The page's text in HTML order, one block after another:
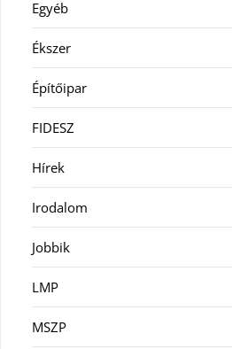
Egyéb
Ékszer
Építőipar
FIDESZ
Hírek
Irodalom
Jobbik
LMP
MSZP